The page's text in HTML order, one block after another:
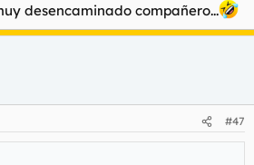
desencaminado compañero...
#47